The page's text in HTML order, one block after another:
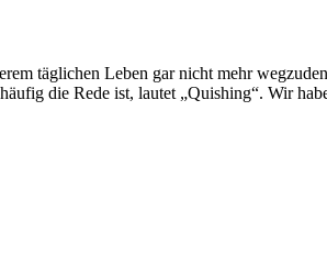
täglichen Leben gar nicht mehr
die Rede ist, lautet „Quishing“. Wir